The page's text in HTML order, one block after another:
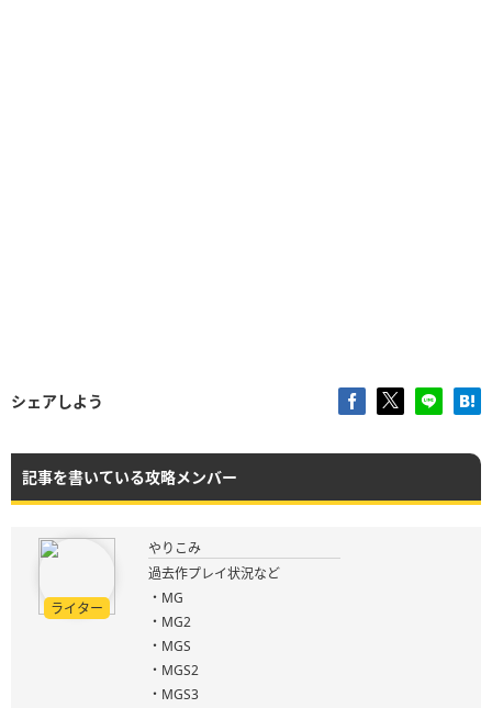
シェアしよう
記事を書いている攻略メンバー
ライター
やりこみ
過去作プレイ状況など
・MG
・MG2
・MGS
・MGS2
・MGS3